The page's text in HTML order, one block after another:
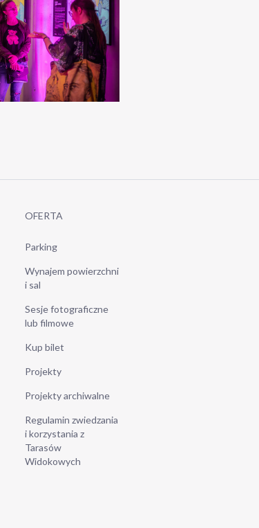
OFERTA
Parking
Wynajem powierzchni
i sal
Sesje fotograficzne
lub filmowe
Kup bilet
Projekty
Projekty archiwalne
Regulamin zwiedzania
i korzystania z
Tarasów
Widokowych